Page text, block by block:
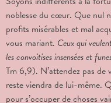
noblesse du cœur. Que nul
profits misérables et mal
vous mariant. Ceux qui
les convoitises insensées et
Tm 6,9). N’attendez pas
reste viendra de lui-même.
pour s’occuper de choses